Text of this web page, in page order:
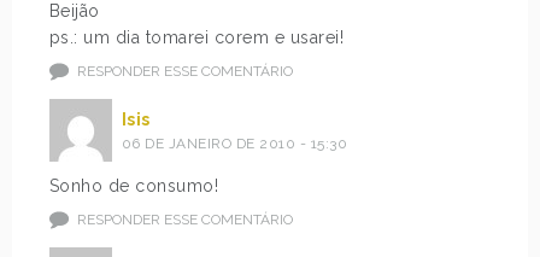
Beijão
ps.: um dia tomarei corem e usarei!
RESPONDER ESSE COMENTÁRIO
Isis
06 DE JANEIRO DE 2010 - 15:30
Sonho de consumo!
RESPONDER ESSE COMENTÁRIO